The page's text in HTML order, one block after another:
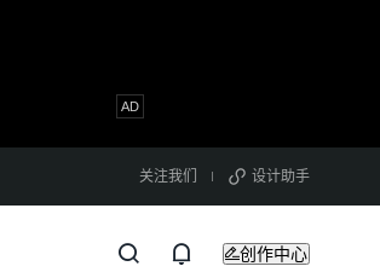
关注我们 设计助手
创作中心